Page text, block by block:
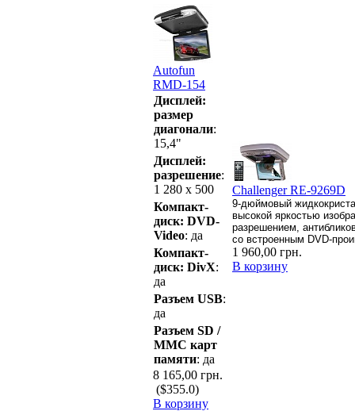
Autofun
RMD-154
Дисплей:
размер
диагонали:
15,4"
Дисплей:
разрешение:
1 280 x 500
Компакт-
диск: DVD-
Video: да
Компакт-
диск: DivX:
да
Разъем USB:
да
Разъем SD /
MMC карт
памяти: да
8 165,00 грн.
($355.0)
В корзину
Challenger RE-9269D
9-дюймовый
высокой яркостью
разрешением,
со встроенным DVD-
1 960,00 грн.
В корзину